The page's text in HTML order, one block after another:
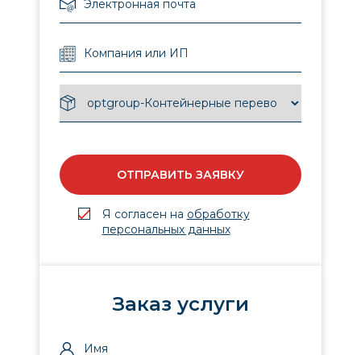
ОТПРАВИТЬ ЗАЯВКУ
Я согласен на обработку
персональных данных
Заказ услуги